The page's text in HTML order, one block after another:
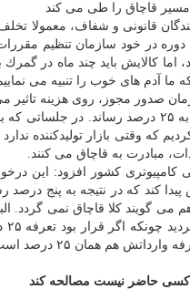
مسیر قاچاق را طی می كند
قانونی و شفاف، معمولا
در خود سازمان تنظیم
اما كالایش باید چند ماه در
آدم های خوب را تنبیه می
تنها
مبادرت به قاچاق می كنند.
كشور افزود: این
هم می گویند كلا قاچاق نمی
هم همان ۲۵ درصد است.
حاضر نیست مصالحه كند